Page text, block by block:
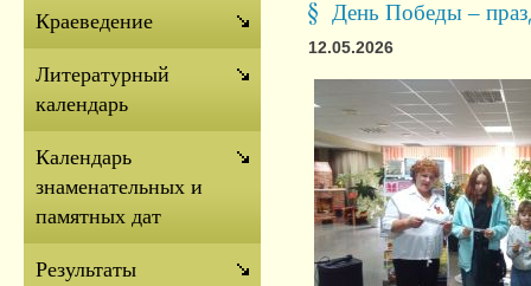
День Победы –
12.05.2026
Краеведение
Литературный
календарь
Календарь
знаменательных и
памятных дат
Результаты